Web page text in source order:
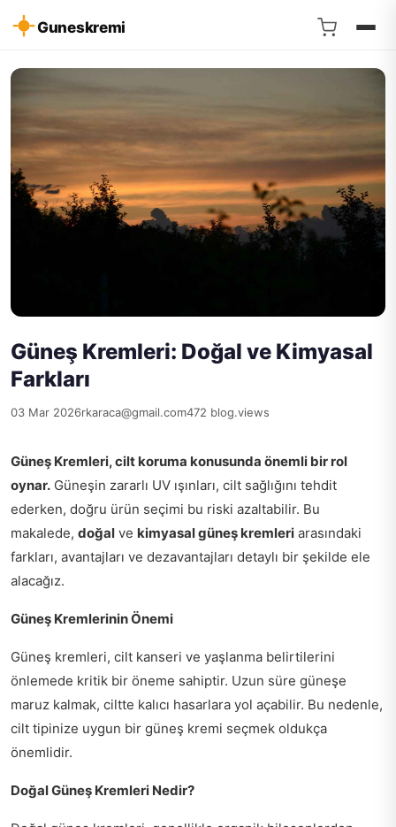
Guneskremi
Güneş Kremleri: Doğal ve Kimyasal
Farkları
03 Mar 2026rkaraca@gmail.com472 blog.views
Güneş Kremleri, cilt koruma konusunda önemli bir rol
oynar. Güneşin zararlı UV ışınları, cilt sağlığını tehdit
ederken, doğru ürün seçimi bu riski azaltabilir. Bu
makalede, doğal ve kimyasal güneş kremleri arasındaki
farkları, avantajları ve dezavantajları detaylı bir şekilde ele
alacağız.
Güneş Kremlerinin Önemi
Güneş kremleri, cilt kanseri ve yaşlanma belirtilerini
önlemede kritik bir öneme sahiptir. Uzun süre güneşe
maruz kalmak, ciltte kalıcı hasarlara yol açabilir. Bu nedenle,
cilt tipinize uygun bir güneş kremi seçmek oldukça
önemlidir.
Doğal Güneş Kremleri Nedir?